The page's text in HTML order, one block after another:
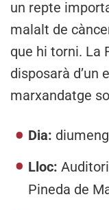
un repte
malalt de
que hi torni. La
disposarà d’un
marxandatge
Dia:
Lloc:
Pineda de